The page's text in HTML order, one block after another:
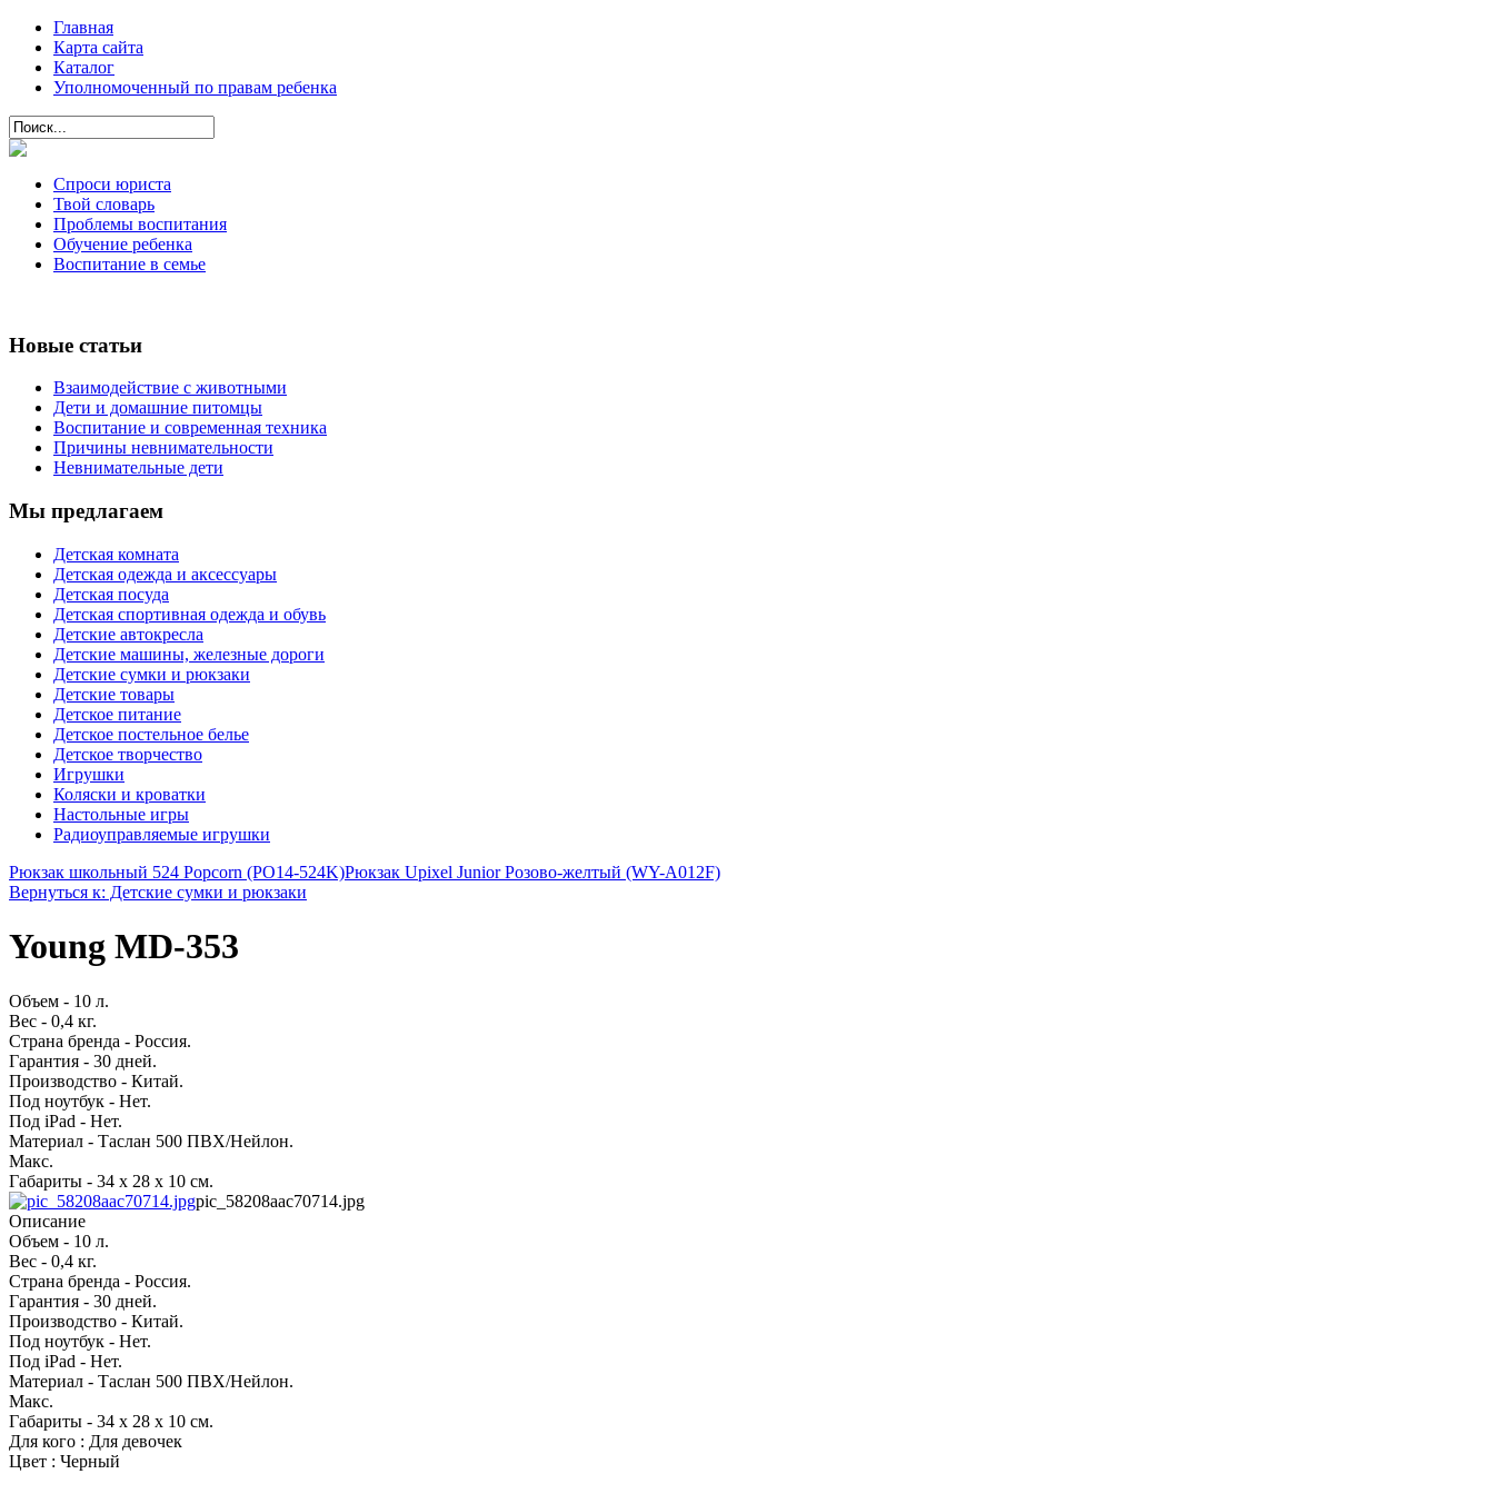
Главная
Карта сайта
Каталог
Уполномоченный по правам ребенка
Спроси юриста
Твой словарь
Проблемы воспитания
Обучение ребенка
Воспитание в семье
Новые статьи
Взаимодействие с животными
Дети и домашние питомцы
Воспитание и современная техника
Причины невнимательности
Невнимательные дети
Мы предлагаем
Детская комната
Детская одежда и аксессуары
Детская посуда
Детская спортивная одежда и обувь
Детские автокресла
Детские машины, железные дороги
Детские сумки и рюкзаки
Детские товары
Детское питание
Детское постельное белье
Детское творчество
Игрушки
Коляски и кроватки
Настольные игры
Радиоуправляемые игрушки
Рюкзак школьный 524 Popcorn (PO14-524K)Рюкзак Upixel Junior Розово-желтый (WY-A012F)
Вернуться к: Детские сумки и рюкзаки
Young MD-353
Объем - 10 л.
Вес - 0,4 кг.
Страна бренда - Россия.
Гарантия - 30 дней.
Производство - Китай.
Под ноутбук - Нет.
Под iPad - Нет.
Материал - Таслан 500 ПВХ/Нейлон.
Макс.
Габариты - 34 х 28 х 10 см.
pic_58208aac70714.jpg
Описание
Объем - 10 л.
Вес - 0,4 кг.
Страна бренда - Россия.
Гарантия - 30 дней.
Производство - Китай.
Под ноутбук - Нет.
Под iPad - Нет.
Материал - Таслан 500 ПВХ/Нейлон.
Макс.
Габариты - 34 х 28 х 10 см.
Для кого : Для девочек
Цвет : Черный